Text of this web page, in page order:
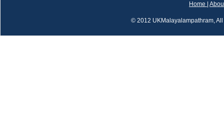
Home
© 2012 UKMalayalampathram,